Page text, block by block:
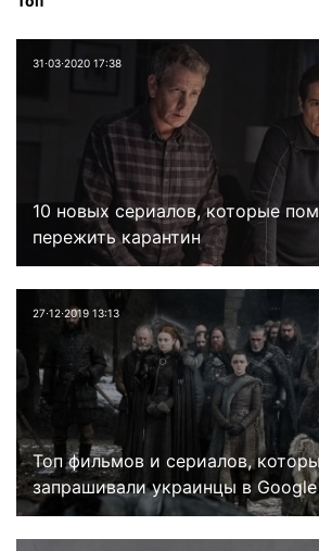
31⋅03⋅2020 17:38
10 новых сериалов, которые
пережить карантин
27⋅12⋅2019 13:13
Топ фильмов и сериалов,
запрашивали украинцы в